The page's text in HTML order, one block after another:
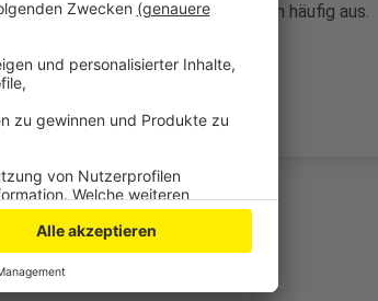
Bonuszahlungen bleiben häufig aus.